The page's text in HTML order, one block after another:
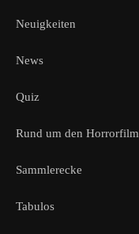
Neuigkeiten
News
Quiz
Rund um den Horrorfilm
Sammlerecke
Tabulos